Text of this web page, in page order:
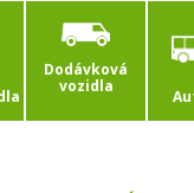
Dodávková
vozidla